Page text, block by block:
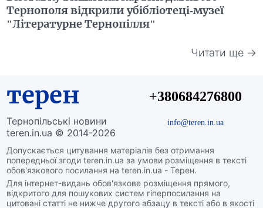
Тернополя відкрили убібліотеці-музеї
"Літературне Тернопілля"
Читати ще →
терен
Тернопільські новини
teren.in.ua © 2014-2026
Допускається цитування матеріалів без отримання
попередньої згоди teren.in.ua за умови розміщення в тексті
обов'язкового посилання на teren.in.ua - Терен.
Для інтернет-видань обов'язкове розміщення прямого,
відкритого для пошукових систем гіперпосилання на
цитовані статті не нижче другого абзацу в тексті або в якості
+380684276800
info@teren.in.ua